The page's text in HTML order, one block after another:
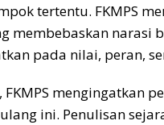
tertentu. FKMPS
membebaskan
pada nilai, peran,
mengingatkan
ini. Penulisan